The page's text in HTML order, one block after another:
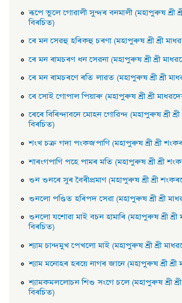
ৰূপে ভুলে গােৱালী সুন্দৰ বনমালী (মহাপুৰুষ শ্ৰী
বিৰচিত)
ৰে মন সেৱহু হৰিকহু চৰণা (মহাপুৰুষ শ্ৰী শ্ৰী
ৰে মন ৰামচৰণ ধন সেৱনা (মহাপুৰুষ শ্ৰী শ্ৰী
ৰে মন ৰামচৰণে ৰতি লাৱত (মহাপুৰুষ শ্ৰী শ্ৰী
ৰে সােই গােপাল পিয়াৰু (মহাপুৰুষ শ্ৰী শ্ৰী
ৰেৰে বিৰিন্দাবনে মােহন গােৱিন্দ (মহাপুৰুষ শ্ৰী
বিৰচিত)
শংখ চক্র গদা পংকজপাণি (মহাপুৰুষ শ্ৰী শ্ৰী
শাৰংগপাণি পহে পামৰ মতি (মহাপুৰুষ শ্ৰী শ্ৰী
শুন শুনৰে সুৰ বৈৰীপ্রমাণ (মহাপুৰুষ শ্ৰী শ্ৰী
শুনলাে পণ্ডিত হৰিপদ সেৱা (মহাপুৰুষ শ্ৰী শ্ৰী
শুনলাে যশােৱা মাই বচন হামাৰি (মহাপুৰুষ শ্ৰী শ্ৰী
বিৰচিত)
শ্যাম চান্দমুখ পেখলাে মাই (মহাপুৰুষ শ্ৰী শ্ৰী
শ্যাম মনােহৰ হৰয়ে নাগৰ জানে (মহাপুৰুষ শ্ৰী শ্ৰী
শ্যামকমললােচন শিশু সংগে চলে (মহাপুৰুষ শ্ৰী
বিৰচিত)